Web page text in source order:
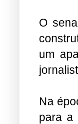
O
um
Na
para a